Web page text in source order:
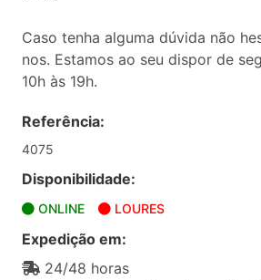
Caso tenha alguma dúvida não
nos. Estamos ao seu dispor de
10h às 19h.
Referência:
4075
Disponibilidade:
ONLINE LOURES
Expedição em:
24/48 horas